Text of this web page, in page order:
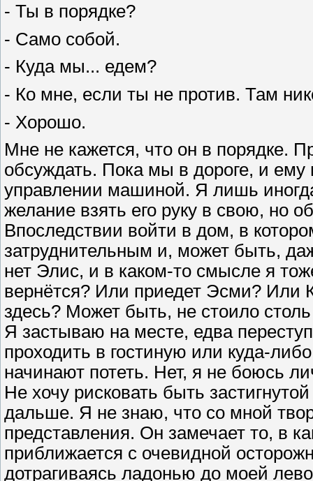
- Ты в порядке?
- Само собой.
- Куда мы... едем?
- Ко мне, если ты не против. Там
- Хорошо.
Мне не кажется, что он в порядке.
обсуждать. Пока мы в дороге, и ему
управлении машиной. Я лишь
желание взять его руку в свою, но
Впоследствии войти в дом, в
затруднительным и, может быть,
нет Элис, и в каком-то смысле я
вернётся? Или приедет Эсми? Или
здесь? Может быть, не стоило
Я застываю на месте, едва
проходить в гостиную или куда-
начинают потеть. Нет, я не боюсь
Не хочу рисковать быть
дальше. Я не знаю, что со мной
представления. Он замечает то, в
приближается с очевидной
дотрагиваясь ладонью до моей